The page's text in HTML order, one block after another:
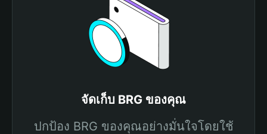
จัดเก็บ BRG ของคุณ
ปกป้อง BRG ของคุณอย่างมั่นใจโดยใช้